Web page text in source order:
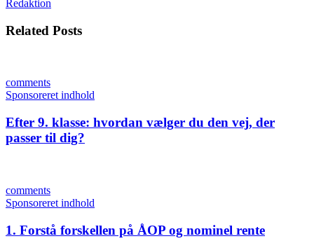
Redaktion
Related Posts
comments
Sponsoreret indhold
Efter 9. klasse: hvordan vælger du den vej, der
passer til dig?
comments
Sponsoreret indhold
1. Forstå forskellen på ÅOP og nominel rente